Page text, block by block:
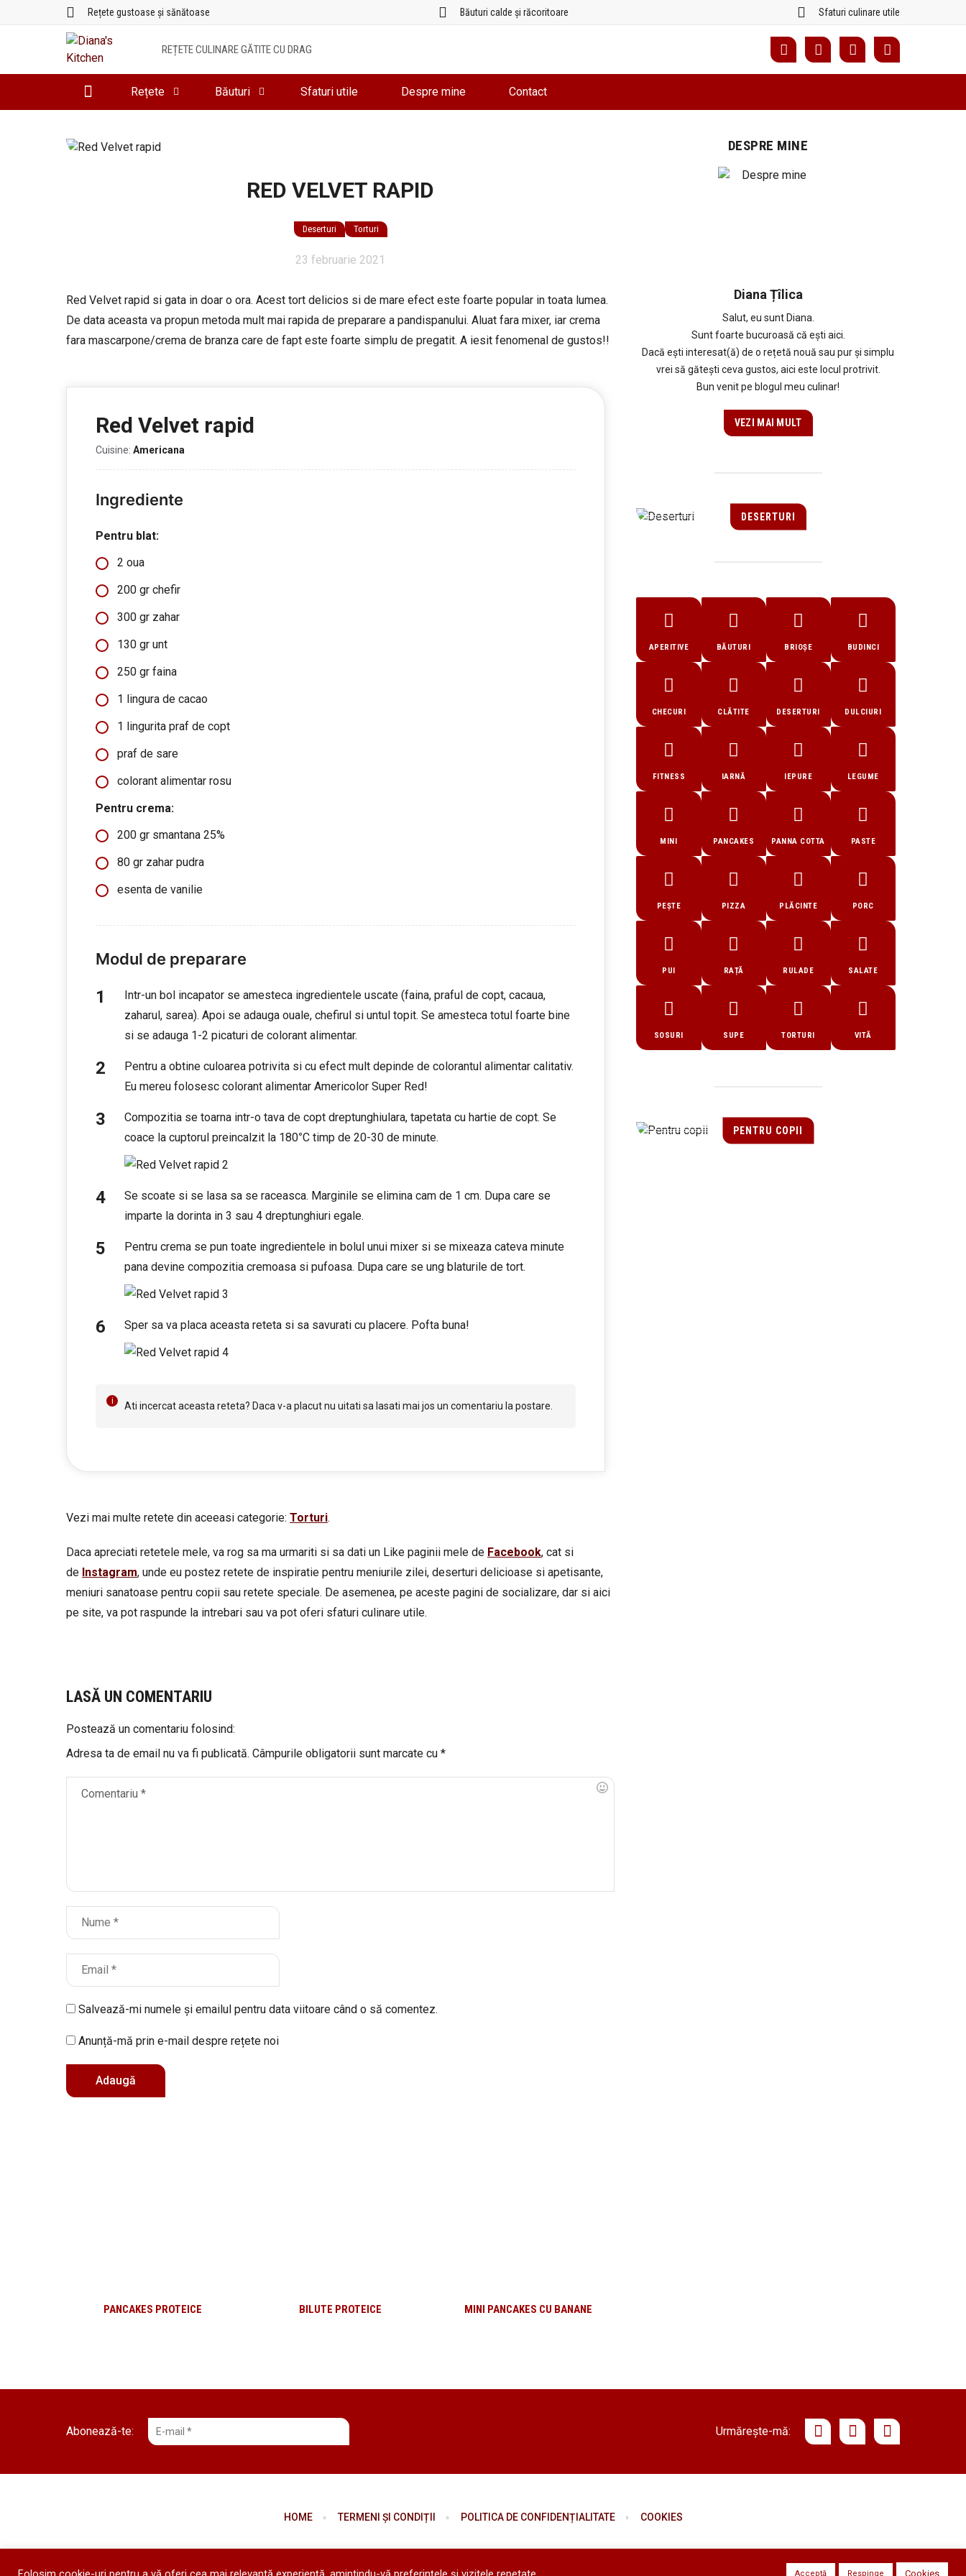
Rețete gustoase și sănătoase Băuturi calde și răcoritoare Sfaturi culinare utile
REȚETE CULINARE GĂTITE CU DRAG
Rețete Băuturi Sfaturi utile Despre mine Contact
RED VELVET RAPID
Deserturi Torturi
23 februarie 2021
Red Velvet rapid si gata in doar o ora. Acest tort delicios si de mare efect este foarte popular in toata lumea.
De data aceasta va propun metoda mult mai rapida de preparare a pandispanului. Aluat fara mixer, iar crema
fara mascarpone/crema de branza care de fapt este foarte simplu de pregatit. A iesit fenomenal de gustos!!
Red Velvet rapid
Cuisine: Americana
Ingrediente
Pentru blat:
2 oua
200 gr chefir
300 gr zahar
130 gr unt
250 gr faina
1 lingura de cacao
1 lingurita praf de copt
praf de sare
colorant alimentar rosu
Pentru crema:
200 gr smantana 25%
80 gr zahar pudra
esenta de vanilie
Modul de preparare
Intr-un bol incapator se amesteca ingredientele uscate (faina, praful de copt, cacaua,
zaharul, sarea). Apoi se adauga ouale, chefirul si untul topit. Se amesteca totul foarte bine
si se adauga 1-2 picaturi de colorant alimentar.
Pentru a obtine culoarea potrivita si cu efect mult depinde de colorantul alimentar calitativ.
Eu mereu folosesc colorant alimentar Americolor Super Red!
Compozitia se toarna intr-o tava de copt dreptunghiulara, tapetata cu hartie de copt. Se
coace la cuptorul preincalzit la 180°C timp de 20-30 de minute.
Se scoate si se lasa sa se raceasca. Marginile se elimina cam de 1 cm. Dupa care se
imparte la dorinta in 3 sau 4 dreptunghiuri egale.
Pentru crema se pun toate ingredientele in bolul unui mixer si se mixeaza cateva minute
pana devine compozitia cremoasa si pufoasa. Dupa care se ung blaturile de tort.
Sper sa va placa aceasta reteta si sa savurati cu placere. Pofta buna!
Ati incercat aceasta reteta? Daca v-a placut nu uitati sa lasati mai jos un comentariu la postare.
Vezi mai multe retete din aceeasi categorie: Torturi.
Daca apreciati retetele mele, va rog sa ma urmariti si sa dati un Like paginii mele de Facebook, cat si
de Instagram, unde eu postez retete de inspiratie pentru meniurile zilei, deserturi delicioase si apetisante,
meniuri sanatoase pentru copii sau retete speciale. De asemenea, pe aceste pagini de socializare, dar si aici
pe site, va pot raspunde la intrebari sau va pot oferi sfaturi culinare utile.
LASĂ UN COMENTARIU
Postează un comentariu folosind:
Adresa ta de email nu va fi publicată. Câmpurile obligatorii sunt marcate cu *
Salvează-mi numele și emailul pentru data viitoare când o să comentez.
Anunță-mă prin e-mail despre rețete noi
PANCAKES PROTEICE BILUTE PROTEICE MINI PANCAKES CU BANANE
DESPRE MINE
Diana Țîlica
Salut, eu sunt Diana.
Sunt foarte bucuroasă că ești aici.
Dacă ești interesat(ă) de o rețetă nouă sau pur și simplu
vrei să gătești ceva gustos, aici este locul protrivit.
Bun venit pe blogul meu culinar!
VEZI MAI MULT
DESERTURI
APERITIVE BĂUTURI BRIOȘE BUDINCI
CHECURI CLĂTITE DESERTURI DULCIURI
FITNESS IARNĂ IEPURE LEGUME
MINI PANCAKES PANNA COTTA PASTE
PEȘTE PIZZA PLĂCINTE PORC
PUI RAȚĂ RULADE SALATE
SOSURI SUPE TORTURI VITĂ
PENTRU COPII
Abonează-te Urmărește-mă
HOME TERMENI ȘI CONDIȚII POLITICA DE CONFIDENȚIALITATE COOKIES
Acceptă Respinge Cookies